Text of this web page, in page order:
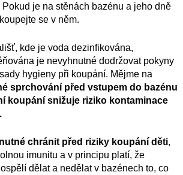
Pokud je na stěnách bazénu a jeho dně
se v něm.
kde je voda dezinfikována,
je nevyhnutné dodržovat pokyny
hygieny při koupání. Mějme na
sprchování před vstupem do bazénu
koupání snižuje riziko kontaminace
chránit před riziky koupání děti,
imunitu a v principu platí, že
dělat a nedělat v bazénech to, co